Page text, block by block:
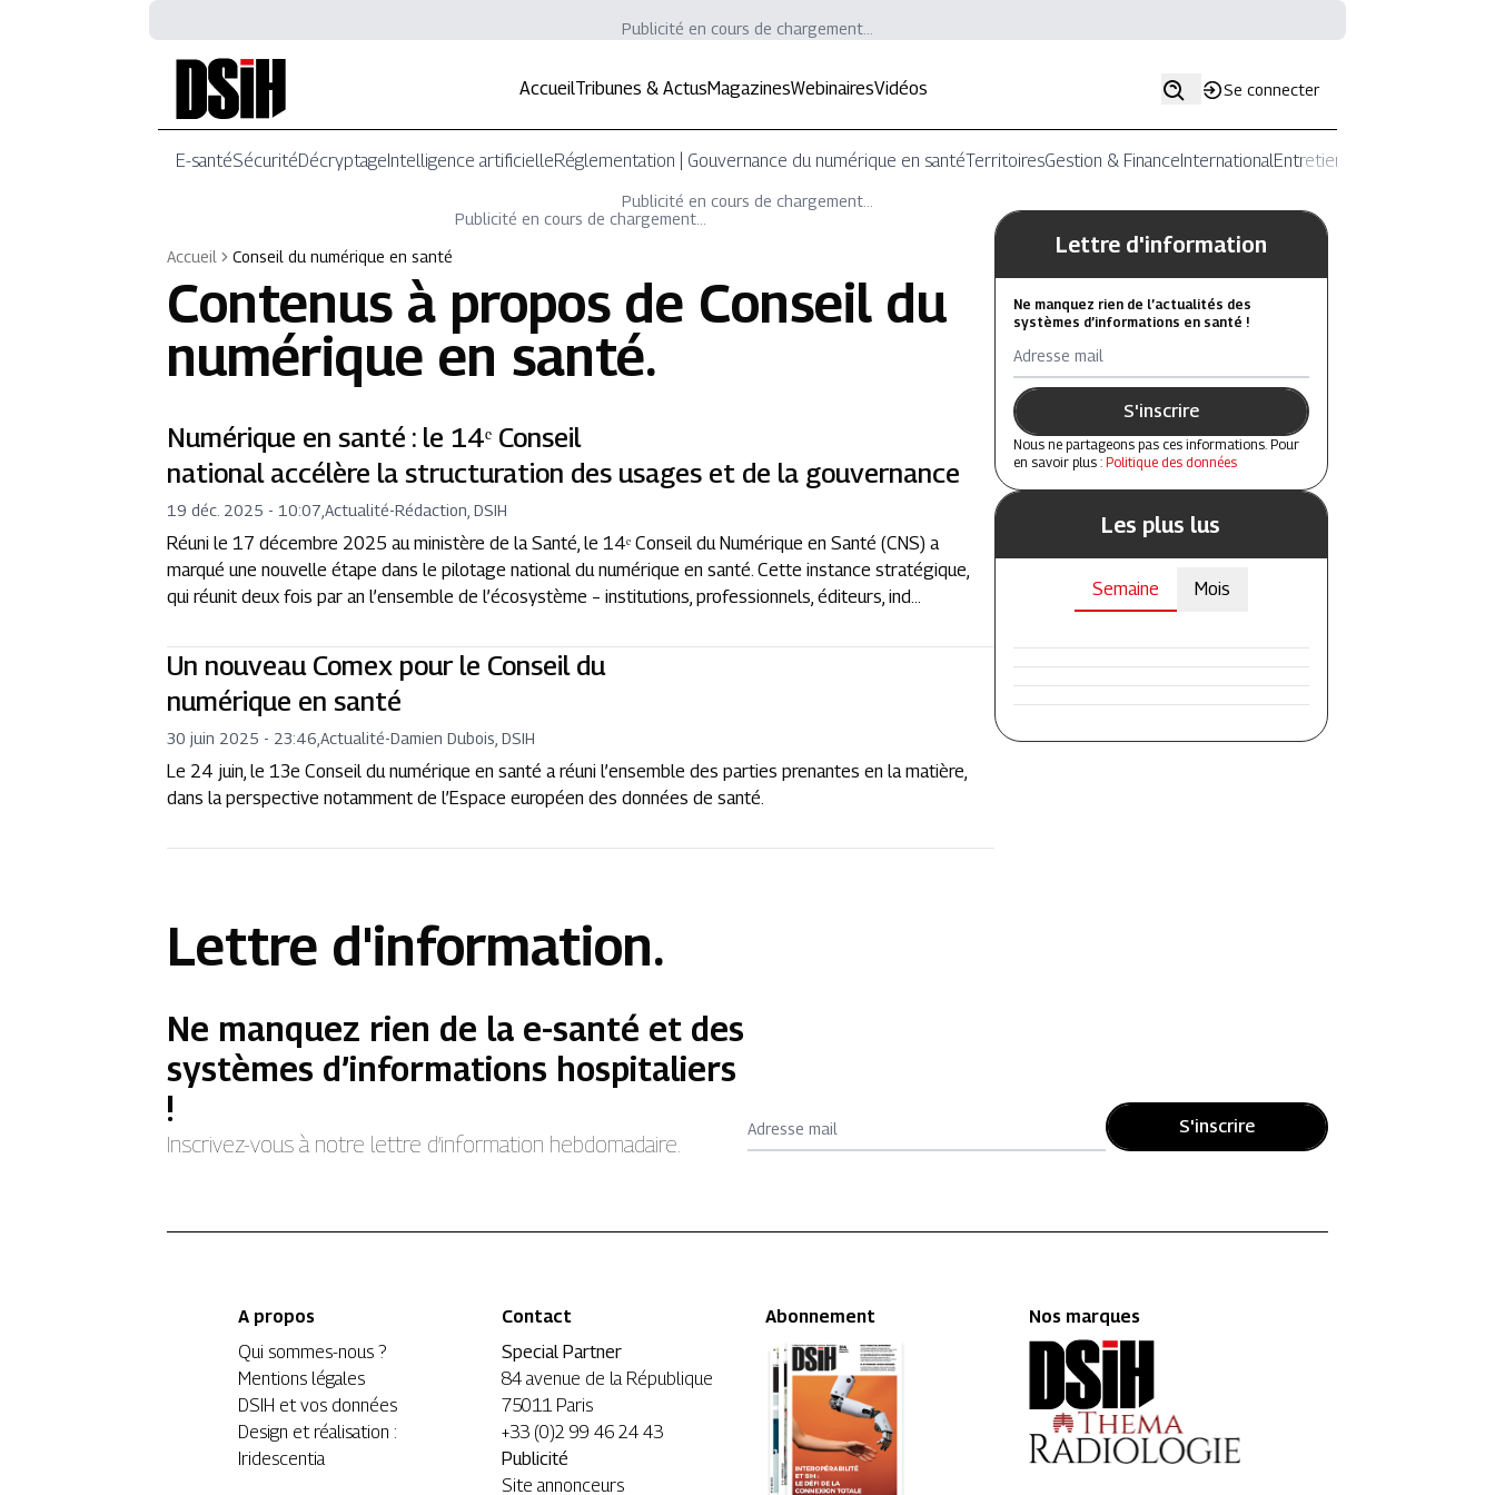
Publicité en cours de chargement...
AccueilTribunes & ActusMagazinesWebinairesVidéos Se connecter
E-santéSécuritéDécryptageIntelligence artificielleRéglementation | Gouvernance du numérique en santéTerritoiresGestion & FinanceInternationalEntretiens
Publicité en cours de chargement...
Publicité en cours de chargement...
Accueil
Conseil du numérique en santé
Contenus à propos de Conseil du
numérique en santé.
Numérique en santé : le 14ᵉ Conseil
national accélère la structuration des usages et de la gouvernance
19 déc. 2025 - 10:07 ,Actualité-Rédaction, DSIH
Réuni le 17 décembre 2025 au ministère de la Santé, le 14ᵉ Conseil du Numérique en Santé (CNS) a
marqué une nouvelle étape dans le pilotage national du numérique en santé. Cette instance stratégique,
qui réunit deux fois par an l’ensemble de l’écosystème – institutions, professionnels, éditeurs, ind...
Un nouveau Comex pour le Conseil du
numérique en santé
30 juin 2025 - 23:46 ,Actualité-Damien Dubois, DSIH
Le 24 juin, le 13e Conseil du numérique en santé a réuni l’ensemble des parties prenantes en la matière,
dans la perspective notamment de l’Espace européen des données de santé.
Lettre d'information
Ne manquez rien de l’actualités des
systèmes d’informations en santé !
Adresse mail
S'inscrire
Nous ne partageons pas ces informations. Pour
en savoir plus : Politique des données
Les plus lus
Semaine Mois
Lettre d'information.
Ne manquez rien de la e-santé et des
systèmes d’informations hospitaliers
!
Inscrivez-vous à notre lettre d’information hebdomadaire.
Adresse mail S'inscrire
A propos
Qui sommes-nous ?
Mentions légales
DSIH et vos données
Design et réalisation :
Iridescentia
Contact
Special Partner
84 avenue de la République
75011 Paris
+33 (0)2 99 46 24 43
Publicité
Site annonceurs
Abonnement Nos marques